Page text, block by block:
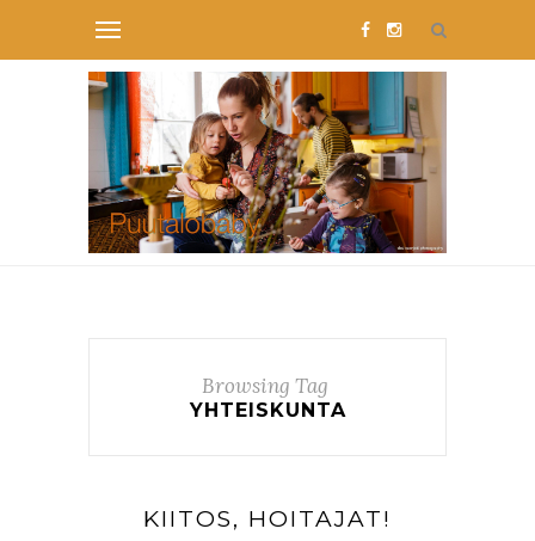
Browsing Tag
YHTEISKUNTA
KIITOS, HOITAJAT!